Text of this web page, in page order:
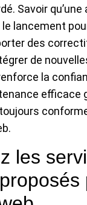
Savoir
lancement
des
de
la
efficace
les